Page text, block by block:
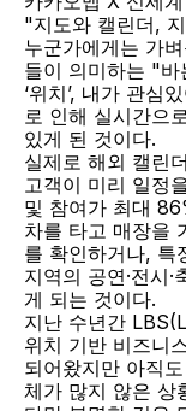
"지도와 캘린더,
누군가에게는 가
들이 의미하는 "
‘위치’, 내가 관심
로 인해 실시간으
있게 된 것이다.
실제로 해외 캘린
고객이 미리 일정
및 참여가 최대
차를 타고 매장을
를 확인하거나, 특
지역의 공연·전시
게 되는 것이다.
지난 수년간
위치 기반 비즈니
되어왔지만 아직
체가 많지 않은 상